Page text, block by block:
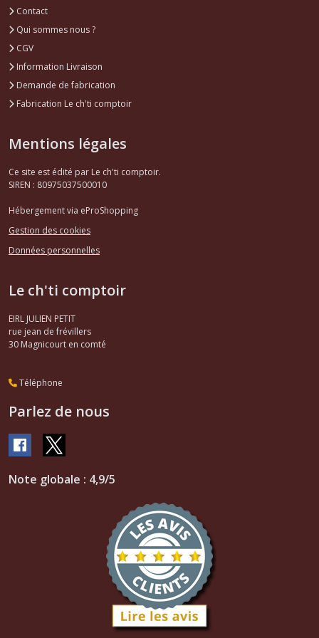
Contact
Qui sommes nous ?
CGV
Information Livraison
Demande de fabrication
Fabrication Le ch'ti comptoir
Mentions légales
Ce site est édité par Le ch'ti comptoir.
SIREN : 80975037500010
Hébergement via eProShopping
Gestion des cookies
Données personnelles
Le ch'ti comptoir
EIRL JULIEN PETIT
rue jean de frévillers
30 Magnicourt en comté
Téléphone
Parlez de nous
Note globale : 4,9/5